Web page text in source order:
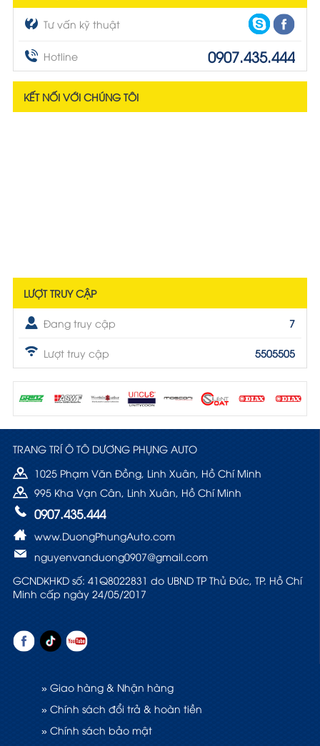
Tư vấn kỹ thuật
Hotline 0907.435.444
KẾT NỐI VỚI CHÚNG TÔI
LƯỢT TRUY CẬP
Đang truy cập 7
Lượt truy cập 5505505
TRANG TRÍ Ô TÔ DƯƠNG PHỤNG AUTO
1025 Phạm Văn Đồng, Linh Xuân, Hồ Chí Minh
995 Kha Vạn Cân, Linh Xuân, Hồ Chí Minh
0907.435.444
www.DuongPhungAuto.com
nguyenvanduong0907@gmail.com
GCNDKHKD số: 41Q8022831 do UBND TP Thủ Đức, TP. Hồ Chí
Minh cấp ngày 24/05/2017
» Giao hàng & Nhận hàng
» Chính sách đổi trả & hoàn tiền
» Chính sách bảo mật